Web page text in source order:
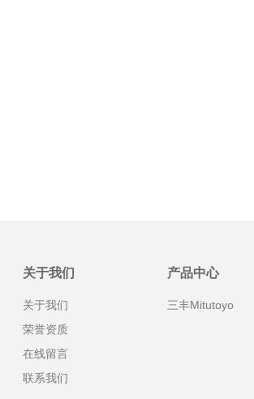
关于我们
关于我们
荣誉资质
在线留言
联系我们
产品中心
三丰Mitutoyo